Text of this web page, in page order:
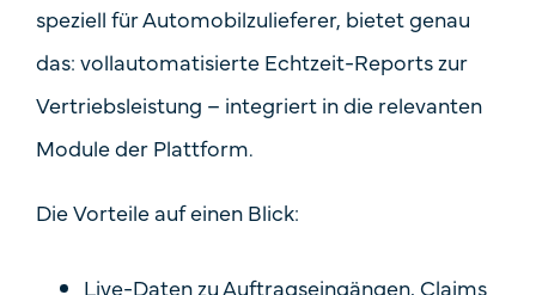
speziell für Automobilzulieferer, bietet genau
das: vollautomatisierte Echtzeit-Reports zur
Vertriebsleistung – integriert in die relevanten
Module der Plattform.
Die Vorteile auf einen Blick:
Live-Datenzu Auftragseingängen, Claims